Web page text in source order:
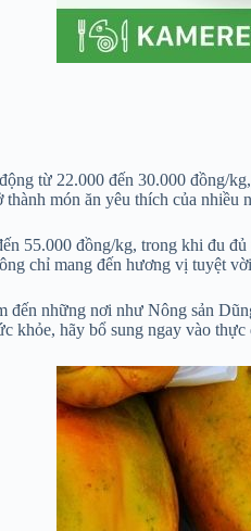
từ 22.000 đến 30.000 đồng/
món ăn yêu thích của nhiều
55.000 đồng/kg, trong khi đu
chỉ mang đến hương vị tuyệt
đến những nơi như Nông sản
khỏe, hãy bổ sung ngay vào